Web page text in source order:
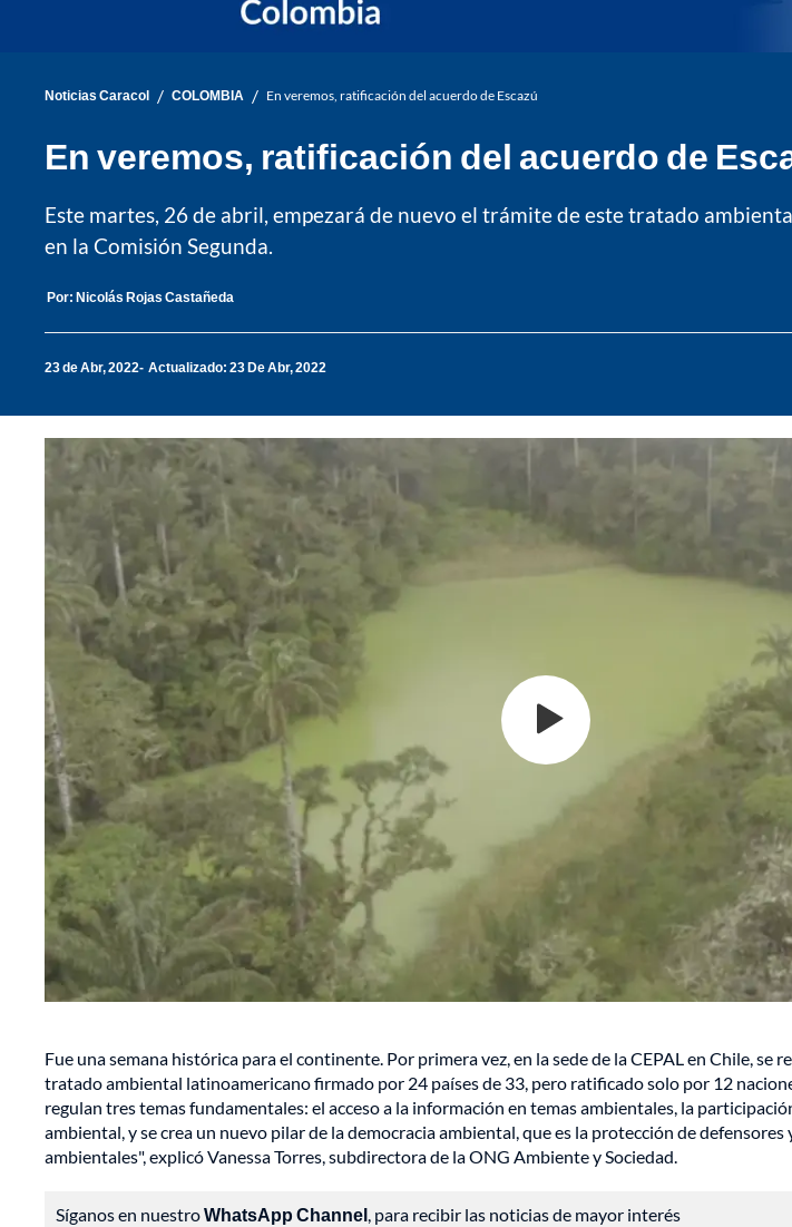
Noticias Caracol / COLOMBIA / En veremos, ratificación del acuerdo de Escazú
En veremos, ratificación del acuerdo de
Este martes, 26 de abril, empezará de nuevo el trámite de este tratado
en la Comisión Segunda.
Por: Nicolás Rojas Castañeda
23 de Abr, 2022 Actualizado: 23 De Abr, 2022
Fue una semana histórica para el continente. Por primera vez, en la sede de la CEPAL en Chile, se
tratado ambiental latinoamericano firmado por 24 países de 33, pero ratificado solo por 12
regulan tres temas fundamentales: el acceso a la información en temas ambientales, la
ambiental, y se crea un nuevo pilar de la democracia ambiental, que es la protección de defensores
ambientales", explicó Vanessa Torres, subdirectora de la ONG Ambiente y Sociedad.
Síganos en nuestroWhatsApp Channel, para recibir las noticias de mayor interés